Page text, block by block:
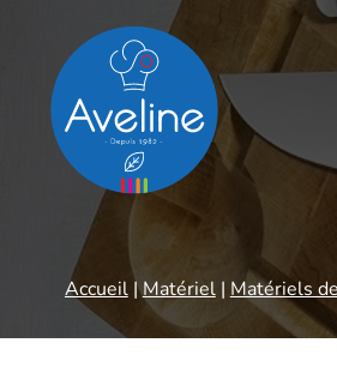
Accueil|Matériel| Matériels
Panneau de gestion des cookies